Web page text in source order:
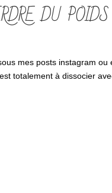
DU POIDS
mes posts instagram ou
totalement à dissocier